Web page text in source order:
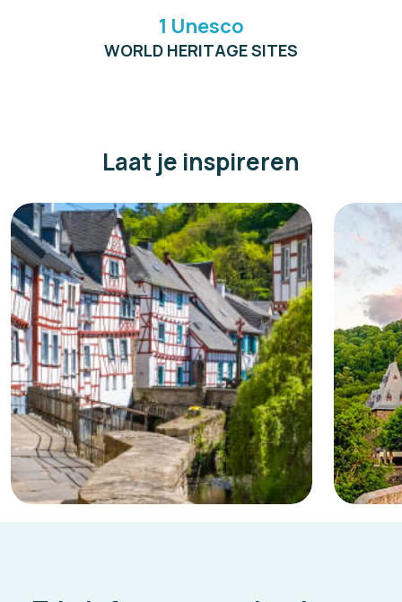
1 Unesco
WORLD HERITAGE SITES
Laat je inspireren